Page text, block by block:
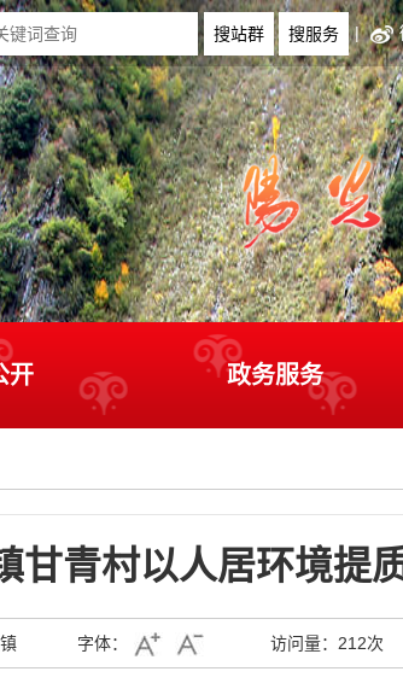
|
开 政务服务
甘青村以人居环境提
字体： 访问量： 212次